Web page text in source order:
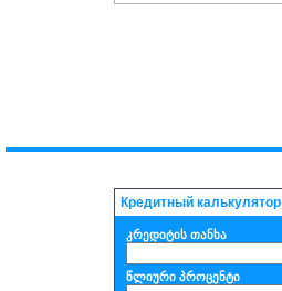
Кредитный калькулятор
კრედიტის თანხა
წლიური პროცენტი